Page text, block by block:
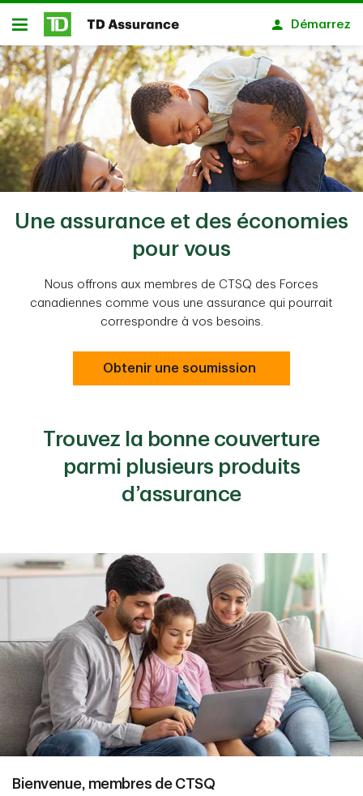
Passer au contenu principal
Ouvert
Démarrez
Une assurance et des économies
pour vous
Nous offrons aux membres de CTSQ des Forces
canadiennes comme vous une assurance qui pourrait
correspondre à vos besoins.
Obtenir une soumission
Trouvez la bonne couverture
parmi plusieurs produits
d’assurance
Bienvenue, membres de CTSQ